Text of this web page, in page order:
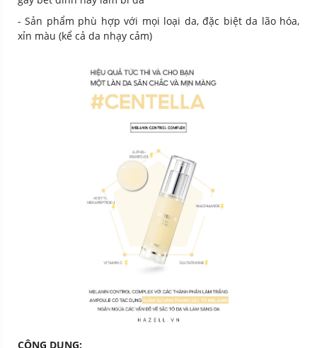
- Sản phẩm phù hợp với mọi loại da, đặc biệt da lão hóa,
xỉn màu (kể cả da nhạy cảm)
CÔNG DỤNG: